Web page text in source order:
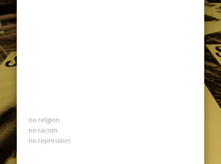
no religion
no racism
no repression